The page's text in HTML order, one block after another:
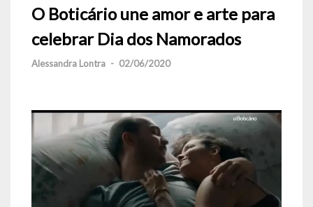
O Boticário une amor e arte para
celebrar Dia dos Namorados
Alessandra Lontra - 02/06/2020